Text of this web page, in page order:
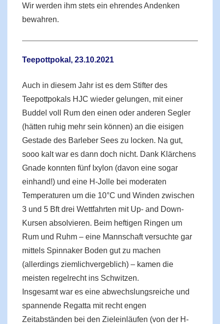
Wir werden ihm stets ein ehrendes Andenken
bewahren.
Teepottpokal, 23.10.2021
Auch in diesem Jahr ist es dem Stifter des
Teepottpokals HJC wieder gelungen, mit einer
Buddel voll Rum den einen oder anderen Segler
(hätten ruhig mehr sein können) an die eisigen
Gestade des Barleber Sees zu locken. Na gut,
sooo kalt war es dann doch nicht. Dank Klärchens
Gnade konnten fünf Ixylon (davon eine sogar
einhand!) und eine H-Jolle bei moderaten
Temperaturen um die 10°C und Winden zwischen
3 und 5 Bft drei Wettfahrten mit Up- and Down-
Kursen absolvieren. Beim heftigen Ringen um
Rum und Ruhm – eine Mannschaft versuchte gar
mittels Spinnaker Boden gut zu machen
(allerdings ziemlichvergeblich) – kamen die
meisten regelrecht ins Schwitzen.
Insgesamt war es eine abwechslungsreiche und
spannende Regatta mit recht engen
Zeitabständen bei den Zieleinläufen (von der H-